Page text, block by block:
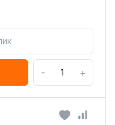
- +